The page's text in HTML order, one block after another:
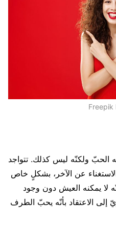
Freepik
الحبّ ولكنّه ليس كذلك. تتواجد
الاستغناء عن الآخر، بشكلٍ خاص
يمكنه العيش دون وجود
إلى الاعتقاد بأنّه يحبّ الطرف